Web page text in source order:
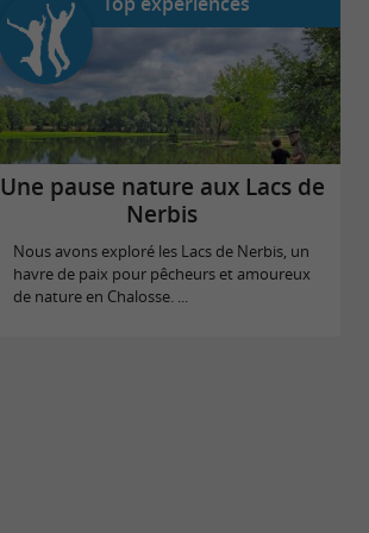
Une pause nature aux Lacs de
Nerbis
Nous avons exploré les Lacs de Nerbis, un
havre de paix pour pêcheurs et amoureux
de nature en Chalosse. ...